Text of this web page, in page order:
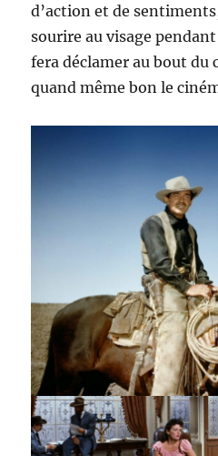
d’action et de
sourire au visage
fera déclamer au bout du
quand même bon le